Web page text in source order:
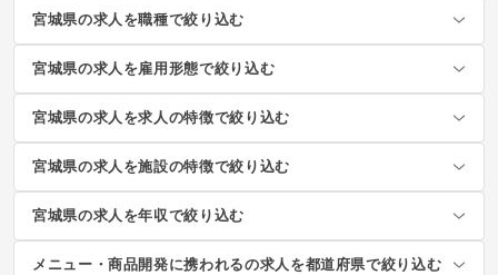
宮城県の求人を職種で絞り込む
宮城県の求人を雇用形態で絞り込む
宮城県の求人を求人の特徴で絞り込む
宮城県の求人を施設の特徴で絞り込む
宮城県の求人を年収で絞り込む
メニュー・商品開発に携われるの求人を都道府県で絞り込む